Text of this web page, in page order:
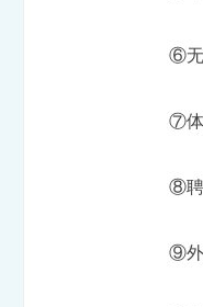
⑥无
⑦体
⑧聘
⑨外